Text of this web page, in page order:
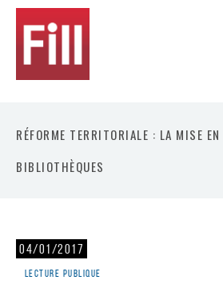
RÉFORME TERRITORIALE : LA MISE EN
BIBLIOTHÈQUES
04/01/2017
Lecture publique